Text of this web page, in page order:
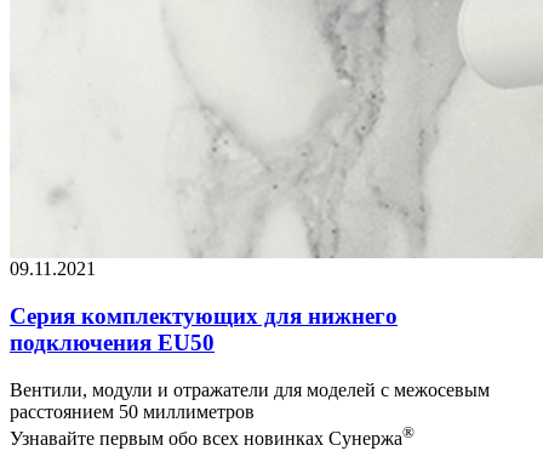
09.11.2021
Серия комплектующих для нижнего
подключения EU50
Вентили, модули и отражатели для моделей с межосевым
расстоянием 50 миллиметров
Узнавайте первым обо всех новинках Сунержа®